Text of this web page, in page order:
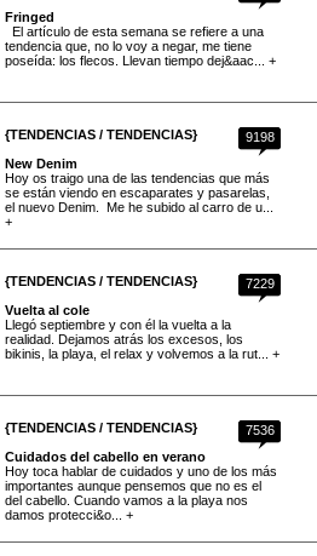
Fringed
El artículo de esta semana se refiere a una
tendencia que, no lo voy a negar, me tiene
poseída: los flecos. Llevan tiempo dej&aac... +
9198
{TENDENCIAS / TENDENCIAS}
New Denim
Hoy os traigo una de las tendencias que más
se están viendo en escaparates y pasarelas,
el nuevo Denim. Me he subido al carro de u...
+
7229
{TENDENCIAS / TENDENCIAS}
Vuelta al cole
Llegó septiembre y con él la vuelta a la
realidad. Dejamos atrás los excesos, los
bikinis, la playa, el relax y volvemos a la rut... +
7536
{TENDENCIAS / TENDENCIAS}
Cuidados del cabello en verano
Hoy toca hablar de cuidados y uno de los más
importantes aunque pensemos que no es el
del cabello. Cuando vamos a la playa nos
damos protecci&o... +